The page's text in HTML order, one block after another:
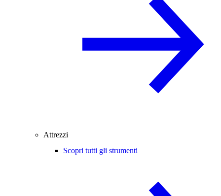
Attrezzi
Scopri tutti gli strumenti